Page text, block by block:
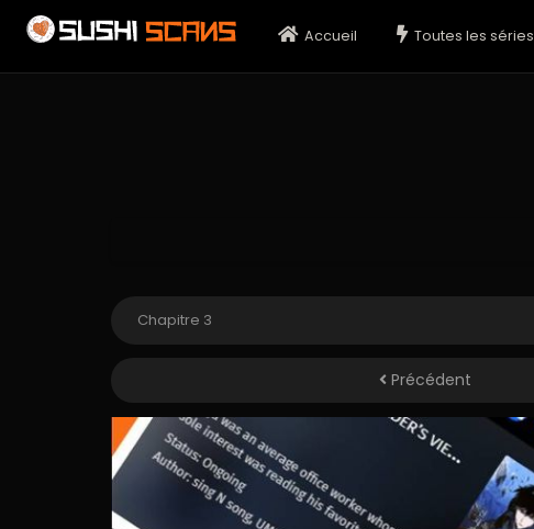
Accueil Toutes les séries
Précédent